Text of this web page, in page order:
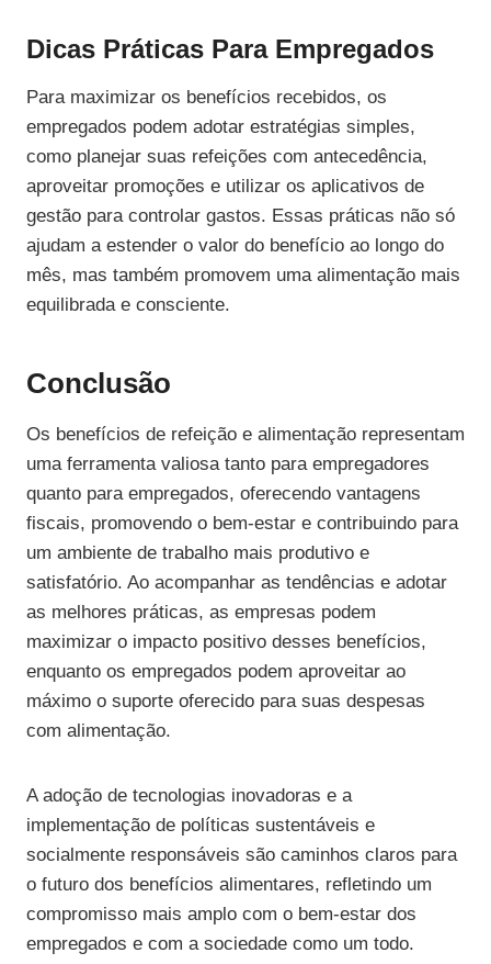
Dicas Práticas Para Empregados
Para maximizar os benefícios recebidos, os
empregados podem adotar estratégias simples,
como planejar suas refeições com antecedência,
aproveitar promoções e utilizar os aplicativos de
gestão para controlar gastos. Essas práticas não só
ajudam a estender o valor do benefício ao longo do
mês, mas também promovem uma alimentação mais
equilibrada e consciente.
Conclusão
Os benefícios de refeição e alimentação representam
uma ferramenta valiosa tanto para empregadores
quanto para empregados, oferecendo vantagens
fiscais, promovendo o bem-estar e contribuindo para
um ambiente de trabalho mais produtivo e
satisfatório. Ao acompanhar as tendências e adotar
as melhores práticas, as empresas podem
maximizar o impacto positivo desses benefícios,
enquanto os empregados podem aproveitar ao
máximo o suporte oferecido para suas despesas
com alimentação.
A adoção de tecnologias inovadoras e a
implementação de políticas sustentáveis e
socialmente responsáveis são caminhos claros para
o futuro dos benefícios alimentares, refletindo um
compromisso mais amplo com o bem-estar dos
empregados e com a sociedade como um todo.